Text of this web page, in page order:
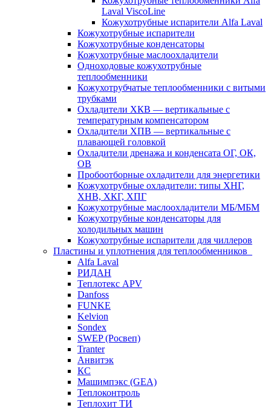
Laval ViscoLine
Кожухотрубные испарители Alfa Laval
Кожухотрубные испарители
Кожухотрубные конденсаторы
Кожухотрубные маслоохладители
Одноходовые кожухотрубные
теплообменники
Кожухотрубчатые теплообменники с витыми
трубками
Охладители ХКВ — вертикальные с
температурным компенсатором
Охладители ХПВ — вертикальные с
плавающей головкой
Охладители дренажа и конденсата ОГ, ОК,
ОВ
Пробоотборные охладители для энергетики
Кожухотрубные охладители: типы ХНГ,
ХНВ, ХКГ, ХПГ
Кожухотрубные маслоохладители МБ/МБМ
Кожухотрубные конденсаторы для
холодильных машин
Кожухотрубные испарители для чиллеров
Пластины и уплотнения для теплообменников
Alfa Laval
РИДАН
Теплотекс APV
Danfoss
FUNKE
Kelvion
Sondex
SWEP (Росвеп)
Tranter
Анвитэк
КС
Машимпэкс (GEA)
Теплоконтроль
Теплохит ТИ